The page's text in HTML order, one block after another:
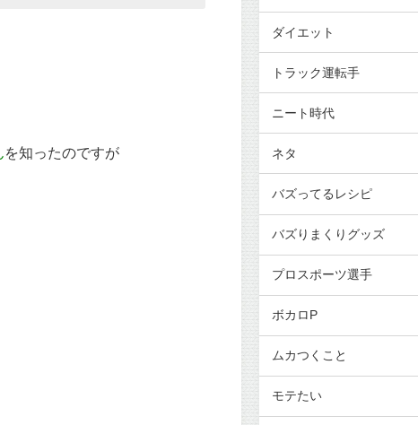
を知ったのですが
ダイエット
トラック運転手
ニート時代
ネタ
バズってるレシピ
バズりまくりグッズ
プロスポーツ選手
ボカロP
ムカつくこと
モテたい